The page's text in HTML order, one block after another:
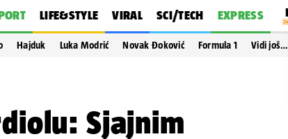
LIFE&STYLE VIRAL SCI/TECH EXPRESS
Hajduk Luka Modrić Novak Đoković Formula 1 Vidi još…
Sjajnim